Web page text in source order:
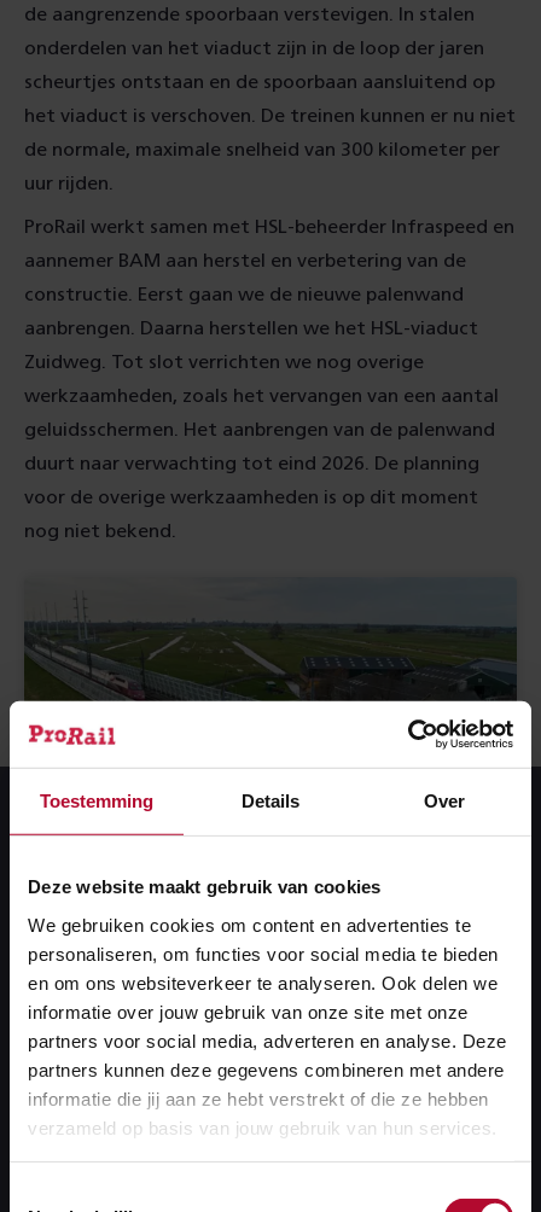
Toestemming Details Over
Deze website maakt gebruik van cookies
We gebruiken cookies om content en advertenties te
personaliseren, om functies voor social media te bieden
en om ons websiteverkeer te analyseren. Ook delen we
informatie over jouw gebruik van onze site met onze
partners voor social media, adverteren en analyse. Deze
partners kunnen deze gegevens combineren met andere
informatie die jij aan ze hebt verstrekt of die ze hebben
verzameld op basis van jouw gebruik van hun services.
de aangrenzende spoorbaan verstevigen. In stalen
onderdelen van het viaduct zijn in de loop der jaren
scheurtjes ontstaan en de spoorbaan aansluitend op
het viaduct is verschoven. De treinen kunnen er nu niet
de normale, maximale snelheid van 300 kilometer per
uur rijden.
ProRail werkt samen met HSL-beheerder Infraspeed en
aannemer BAM aan herstel en verbetering van de
constructie. Eerst gaan we de nieuwe palenwand
aanbrengen. Daarna herstellen we het HSL-viaduct
Zuidweg. Tot slot verrichten we nog overige
werkzaamheden, zoals het vervangen van een aantal
geluidsschermen. Het aanbrengen van de palenwand
duurt naar verwachting tot eind 2026. De planning
voor de overige werkzaamheden is op dit moment
nog niet bekend.
Langzamer op de HSL
De hogesnelheidstrein kan rond Rijpwetering - mede
door de instabiliteit van viaduct Zuidweg - niet de